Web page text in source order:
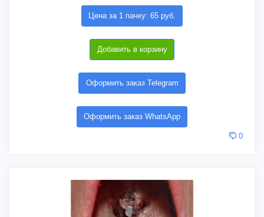
Цена за 1 пачку: 65 руб.
Добавить в корзину
Оформить заказ Telegram
Оформить заказ WhatsApp
0